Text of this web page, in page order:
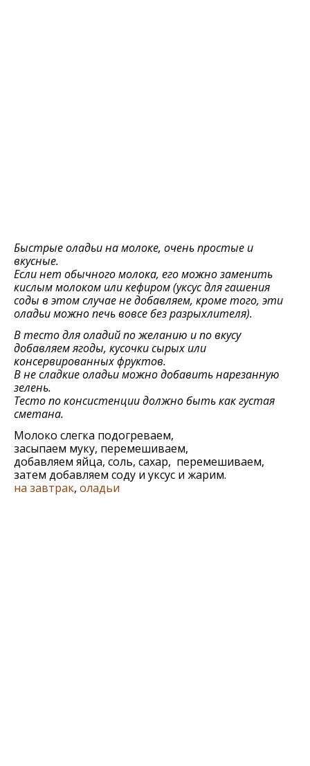
Быстрые оладьи на молоке, очень простые и
вкусные.
Если нет обычного молока, его можно заменить
кислым молоком или кефиром (уксус для гашения
соды в этом случае не добавляем, кроме того, эти
оладьи можно печь вовсе без разрыхлителя).
В тесто для оладий по желанию и по вкусу
добавляем ягоды, кусочки сырых или
консервированных фруктов.
В не сладкие оладьи можно добавить нарезанную
зелень.
Тесто по консистенции должно быть как густая
сметана.
Молоко слегка подогреваем,
засыпаем муку, перемешиваем,
добавляем яйца, соль, сахар, перемешиваем,
затем добавляем соду и уксус и жарим.
на завтрак, оладьи